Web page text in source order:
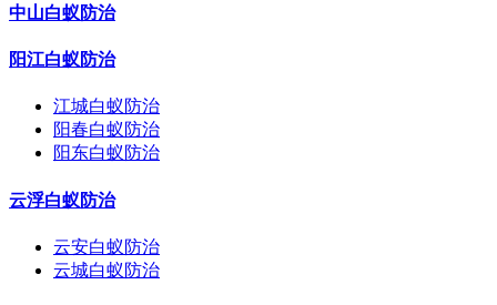
中山白蚁防治
阳江白蚁防治
江城白蚁防治
阳春白蚁防治
阳东白蚁防治
云浮白蚁防治
云安白蚁防治
云城白蚁防治